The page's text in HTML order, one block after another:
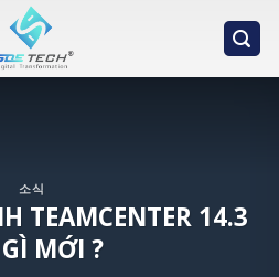
소식
TEAMCENTER 14.3
MỚI ?